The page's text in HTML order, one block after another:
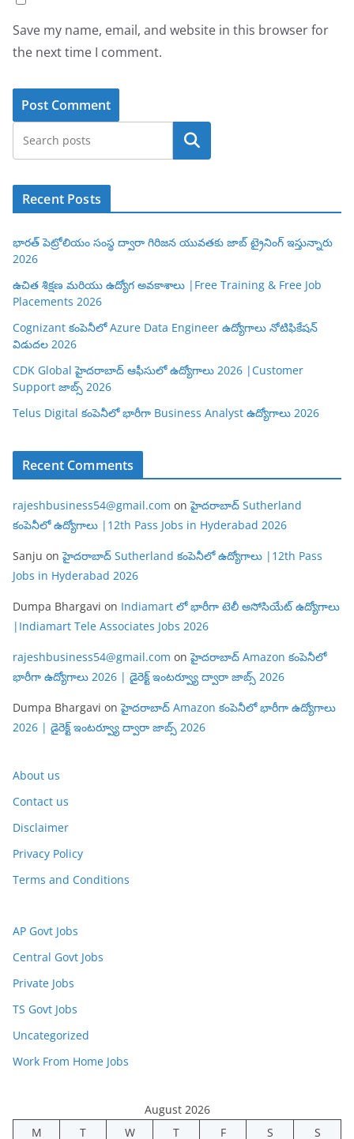
Save my name, email, and website in this browser for
the next time I comment.
Search
Recent Posts
భారత్ పెట్రోలియం సంస్థ ద్వారా గిరిజన యువతకు జాబ్ ట్రైనింగ్ ఇస్తున్నారు
2026
ఉచిత శిక్షణ మరియు ఉద్యోగ అవకాశాలు |Free Training & Free Job
Placements 2026
Cognizant కంపెనీలో Azure Data Engineer ఉద్యోగాలు నోటిఫికేషన్
విడుదల 2026
CDK Global హైదరాబాద్ ఆఫీసులో ఉద్యోగాలు 2026 |Customer
Support జాబ్స్ 2026
Telus Digital కంపెనీలో భారీగా Business Analyst ఉద్యోగాలు 2026
Recent Comments
rajeshbusiness54@gmail.com onహైదరాబాద్ Sutherland
కంపెనీలో ఉద్యోగాలు |12th Pass Jobs in Hyderabad 2026
Sanju onహైదరాబాద్ Sutherland కంపెనీలో ఉద్యోగాలు |12th Pass
Jobs in Hyderabad 2026
Dumpa Bhargavi on Indiamart లో భారీగా టెలీ అసోసియేట్ ఉద్యోగాలు
|Indiamart Tele Associates Jobs 2026
rajeshbusiness54@gmail.com onహైదరాబాద్ Amazon కంపెనీలో
భారీగా ఉద్యోగాలు 2026 | డైరెక్ట్ ఇంటర్వ్యూ ద్వారా జాబ్స్ 2026
Dumpa Bhargavi onహైదరాబాద్ Amazon కంపెనీలో భారీగా ఉద్యోగాలు
2026 | డైరెక్ట్ ఇంటర్వ్యూ ద్వారా జాబ్స్ 2026
About us
Contact us
Disclaimer
Privacy Policy
Terms and Conditions
AP Govt Jobs
Central Govt Jobs
Private Jobs
TS Govt Jobs
Uncategorized
Work From Home Jobs
August 2026
M
T W T F S S